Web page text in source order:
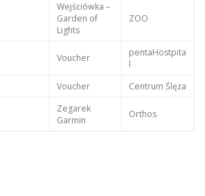
Wejściówka –
Garden of
Lights
ZOO
Voucher
pentaHostpita
l
Voucher Centrum Ślęza
Zegarek
Garmin
Orthos